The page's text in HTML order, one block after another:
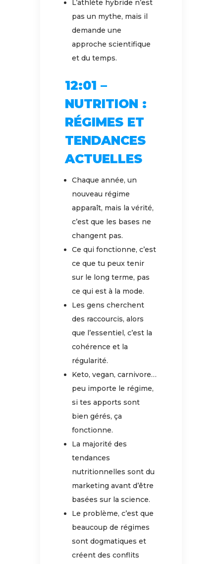
L’athlète hybride n’est
pas un mythe, mais il
demande une
approche scientifique
et du temps.
12:01 –
NUTRITION :
RÉGIMES ET
TENDANCES
ACTUELLES
Chaque année, un
nouveau régime
apparaît, mais la vérité,
c’est que les bases ne
changent pas.
Ce qui fonctionne, c’est
ce que tu peux tenir
sur le long terme, pas
ce qui est à la mode.
Les gens cherchent
des raccourcis, alors
que l’essentiel, c’est la
cohérence et la
régularité.
Keto, vegan, carnivore…
peu importe le régime,
si tes apports sont
bien gérés, ça
fonctionne.
La majorité des
tendances
nutritionnelles sont du
marketing avant d’être
basées sur la science.
Le problème, c’est que
beaucoup de régimes
sont dogmatiques et
créent des conflits